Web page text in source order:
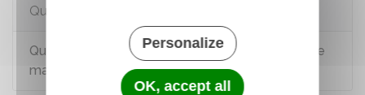
Questions ? Réponses !
Qui doit régler les dettes fiscales dans un couple
marié ou pacsé ?
Personalize
OK, accept all